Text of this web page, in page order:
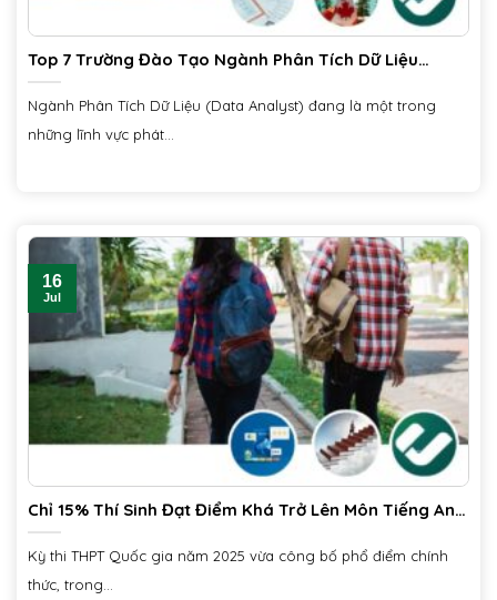
Top 7 Trường Đào Tạo Ngành Phân Tích Dữ Liệu
(Data Analyst) Cùng Cơ Hội Nghề Nghiệp Tại Canada
Ngành Phân Tích Dữ Liệu (Data Analyst) đang là một trong
những lĩnh vực phát...
Chỉ 15% Thí Sinh Đạt Điểm Khá Trở Lên Môn Tiếng Anh
THPT Quốc Gia 2025
Kỳ thi THPT Quốc gia năm 2025 vừa công bố phổ điểm chính
thức, trong...
16
Jul